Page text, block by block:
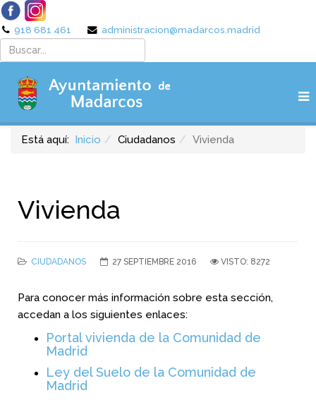
918 681 461 administracion@madarcos.madrid
Está aquí: Inicio Ciudadanos Vivienda
Vivienda
CIUDADANOS 27 SEPTIEMBRE 2016 VISTO: 8272
Para conocer más información sobre esta sección,
accedan a los siguientes enlaces:
Portal vivienda de la Comunidad de
Madrid
Ley del Suelo de la Comunidad de
Madrid